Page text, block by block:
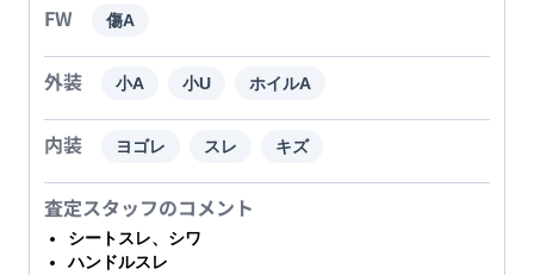
FW 傷A
外装 小A 小U ホイルA
内装 ヨゴレ スレ キズ
査定スタッフのコメント
シートスレ、シワ
ハンドルスレ